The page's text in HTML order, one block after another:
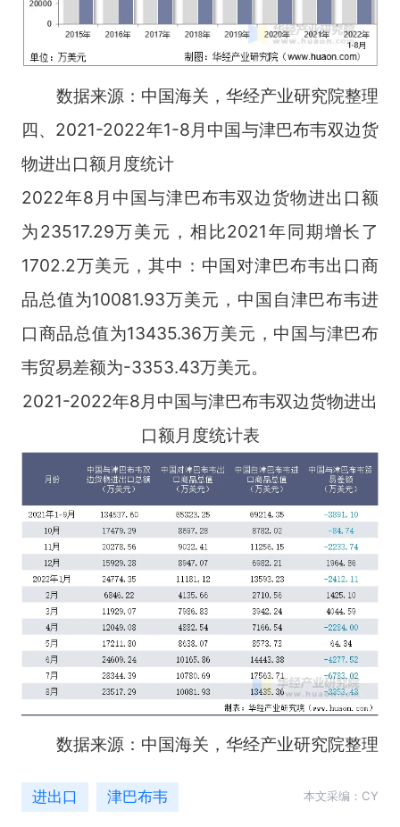
数据来源：中国海关，华经产业研究院整理
四、2021-2022年1-8月中国与津巴布韦双边货
物进出口额月度统计
2022年8月中国与津巴布韦双边货物进出口额
为23517.29万美元，相比2021年同期增长了
1702.2万美元，其中：中国对津巴布韦出口商
品总值为10081.93万美元，中国自津巴布韦进
口商品总值为13435.36万美元，中国与津巴布
韦贸易差额为-3353.43万美元。
2021-2022年8月中国与津巴布韦双边货物进出
口额月度统计表
数据来源：中国海关，华经产业研究院整理
进出口 津巴布韦 本文采编：CY